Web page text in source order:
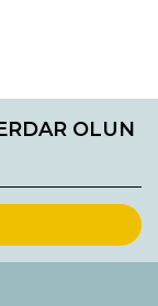
formunu
OLUN